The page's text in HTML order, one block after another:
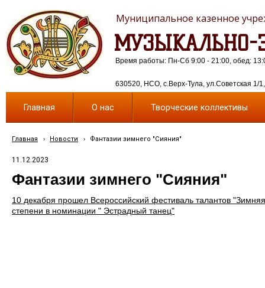
МУЗЫКАЛЬНО-
Муниципальное казенное
630520, НСО, с.Верх-Тула, ул.Советская 1/
Время работы: Пн-Сб 9:00 - 21:00, обед:
Главная О нас Творческие коллективы
Главная › Новости › Фантазии зимнего "Сияния"
11.12.2023
Фантазии зимнего "Сияния"
10 декабря прошел Всероссийский фестиваль талантов
степени в номинации " Эстрадный танец"